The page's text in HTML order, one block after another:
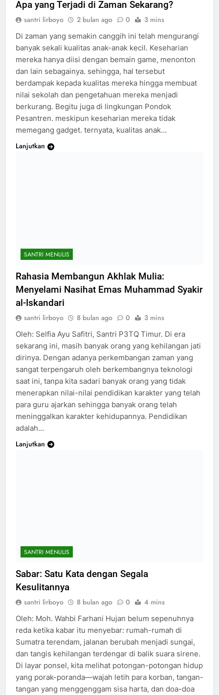
Apa yang Terjadi di Zaman Sekarang?
santri lirboyo 2 bulan ago 0 3 mins
Di zaman yang semakin canggih ini telah mengurangi
banyak sekali kualitas anak-anak kecil. Keseharian
mereka hanya diisi dengan bemain game, menonton
dan lain sebagainya. sehingga, hal tersebut
berdampak kepada kualitas mereka hingga membuat
nilai sekolah dan pengetahuan mereka menjadi
berkurang. Begitu juga di lingkungan Pondok
Pesantren. meskipun keseharian mereka tidak
memegang gadget. ternyata, kualitas anak…
Lanjutkan
SANTRI MENULIS
Rahasia Membangun Akhlak Mulia:
Menyelami Nasihat Emas Muhammad Syakir
al-Iskandari
santri lirboyo 8 bulan ago 0 3 mins
Oleh: Selfia Ayu Safitri, Santri P3TQ Timur. Di era
sekarang ini, masih banyak orang yang kehilangan jati
dirinya. Dengan adanya perkembangan zaman yang
sangat terpengaruh oleh berkembangnya teknologi
saat ini, tanpa kita sadari banyak orang yang tidak
menerapkan nilai-nilai pendidikan karakter yang telah
para guru ajarkan sehingga banyak orang telah
meninggalkan karakter kehidupannya. Pendidikan
adalah…
Lanjutkan
SANTRI MENULIS
Sabar: Satu Kata dengan Segala
Kesulitannya
santri lirboyo 8 bulan ago 0 4 mins
Oleh: Moh. Wahbi Farhani Hujan belum sepenuhnya
reda ketika kabar itu menyebar: rumah-rumah di
Sumatra terendam, jalanan berubah menjadi sungai,
dan tangis kehilangan terdengar di balik suara sirene.
Di layar ponsel, kita melihat potongan-potongan hidup
yang porak-poranda—wajah letih para korban, tangan-
tangan yang menggenggam sisa harta, dan doa-doa